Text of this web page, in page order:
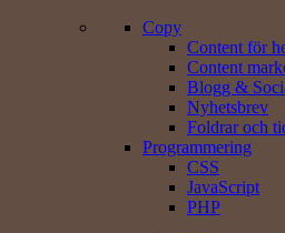
Copy
Content för
Content
Blogg &
Nyhetsbrev
Foldrar och
Programmering
CSS
JavaScript
PHP